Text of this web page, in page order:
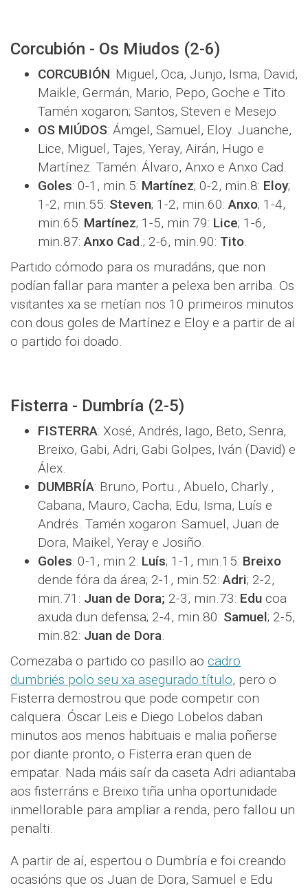
Corcubión - Os Miudos (2-6)
CORCUBIÓN: Miguel, Oca, Junjo, Isma, David,
Maikle, Germán, Mario, Pepo, Goche e Tito.
Tamén xogaron; Santos, Steven e Mesejo.
OS MIÚDOS: Ámgel, Samuel, Eloy. Juanche,
Lice, Miguel, Tajes, Yeray, Airán, Hugo e
Martínez. Tamén: Álvaro, Anxo e Anxo Cad.
Goles: 0-1, min.5: Martínez; 0-2, min.8: Eloy;
1-2, min.55: Steven; 1-2, min.60:Anxo; 1-4,
min.65: Martínez; 1-5, min.79: Lice; 1-6,
min.87:Anxo Cad.; 2-6, min.90: Tito.
Partido cómodo para os muradáns, que non
podían fallar para manter a pelexa ben arriba. Os
visitantes xa se metían nos 10 primeiros minutos
con dous goles de Martínez e Eloy e a partir de aí
o partido foi doado.
Fisterra - Dumbría (2-5)
FISTERRA: Xosé, Andrés, Iago, Beto, Senra,
Breixo, Gabi, Adri, Gabi Golpes, Iván (David) e
Álex.
DUMBRÍA: Bruno, Portu., Abuelo, Charly.,
Cabana, Mauro, Cacha, Edu, Isma, Luís e
Andrés. Tamén xogaron: Samuel, Juan de
Dora, Maikel, Yeray e Josiño.
Goles: 0-1, min.2: Luís; 1-1, min.15: Breixo
dende fóra da área; 2-1, min.52:Adri; 2-2,
min.71: Juan de Dora; 2-3, min.73: Edu coa
axuda dun defensa; 2-4, min.80: Samuel; 2-5,
min.82: Juan de Dora.
Comezaba o partido co pasillo ao cadro
dumbriés polo seu xa asegurado título, pero o
Fisterra demostrou que pode competir con
calquera. Óscar Leis e Diego Lobelos daban
minutos aos menos habituais e malia poñerse
por diante pronto, o Fisterra eran quen de
empatar. Nada máis saír da caseta Adri adiantaba
aos fisterráns e Breixo tiña unha oportunidade
inmellorable para ampliar a renda, pero fallou un
penalti.
A partir de aí, espertou o Dumbría e foi creando
ocasións que os Juan de Dora, Samuel e Edu